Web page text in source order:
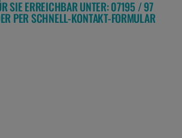
SIE ERREICHBAR UNTER: 07195 / 97
PER SCHNELL-KONTAKT-FORMULAR